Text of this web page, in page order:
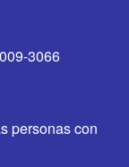
3066
personas con